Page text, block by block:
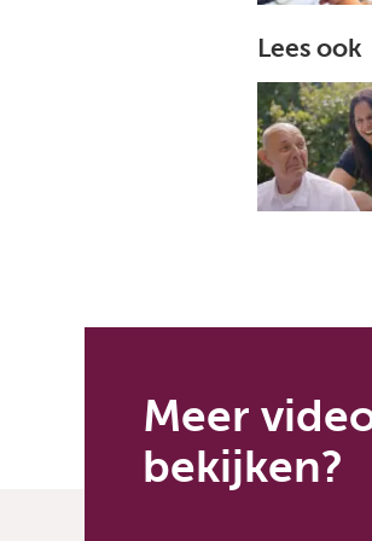
Lees ook
Meer
bekijken?